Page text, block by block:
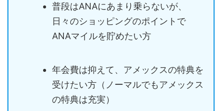
普段はANAにあまり乗らないが、
日々のショッピングのポイントで
ANAマイルを貯めたい方
年会費は抑えて、アメックスの特典を
受けたい方（ノーマルでもアメックス
の特典は充実）